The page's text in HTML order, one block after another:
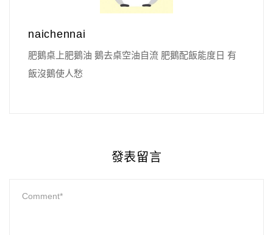
naichennai
肥鵝桌上肥鵝油 鵝去桌空油自流 肥鵝配飯能度日 有
飯沒鵝使人愁
發表留言